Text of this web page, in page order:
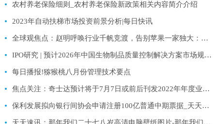
农村养老保险细则_农村养老保险新政策相关内容简介介绍
2023年自动扶梯市场投资前景分析|每日快讯
全球观焦点：赵明呼唤行业千帆竞渡，告别苹果一家独大：Magic V2开启新赛道
IPO研究 | 预计2026年中国生物制品质量控制解决方案市场规模将达238.3亿元-世界即时
每日播报!猕猴桃八月份管理技术要点
焦点关注：奇士达预计将于7月7日或前后刊发2022年年度业绩 继续停牌
保利发展拟向银行间协会申请注册100亿普通中期票据_天天日报